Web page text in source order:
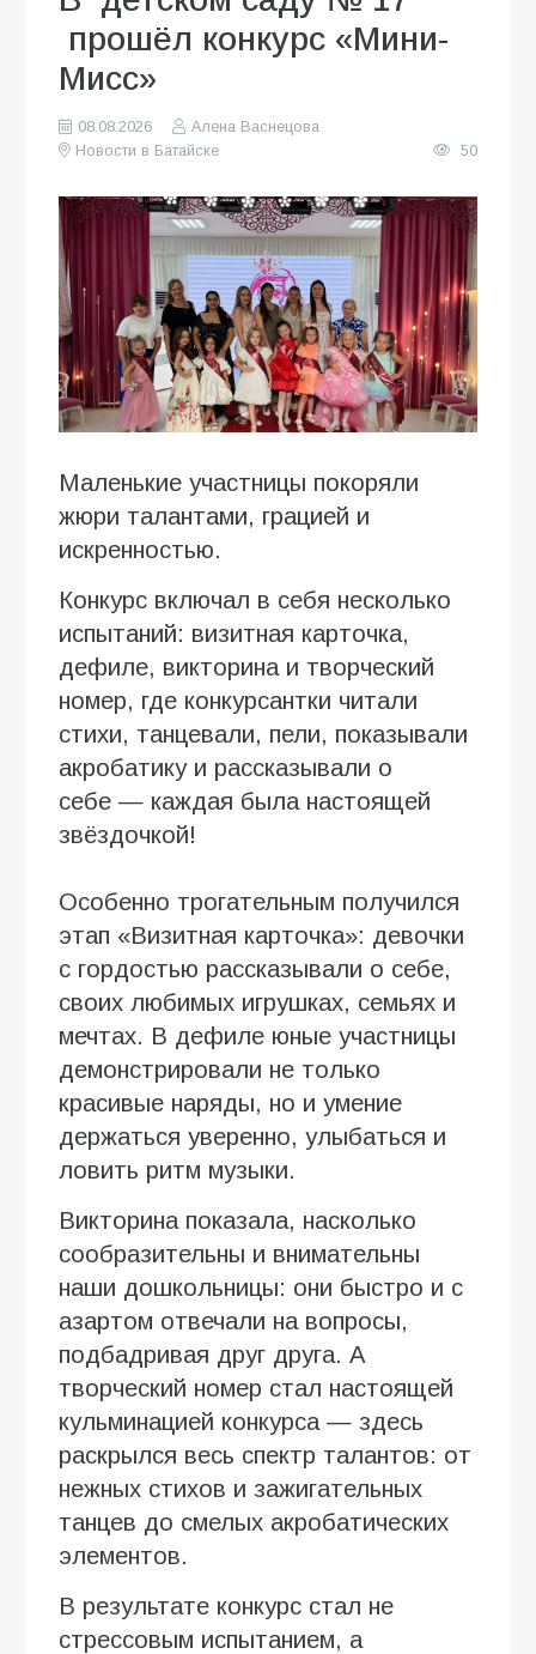
прошёл конкурс «Мини-
Мисс»
08.08.2026
Алена Васнецова
Новости в Батайске
50
Маленькие участницы покоряли
жюри талантами, грацией и
искренностью.
Конкурс включал в себя несколько
испытаний: визитная карточка,
дефиле, викторина и творческий
номер, где конкурсантки читали
стихи, танцевали, пели, показывали
акробатику и рассказывали о
себе — каждая была настоящей
звёздочкой!
Особенно трогательным получился
этап «Визитная карточка»: девочки
с гордостью рассказывали о себе,
своих любимых игрушках, семьях и
мечтах. В дефиле юные участницы
демонстрировали не только
красивые наряды, но и умение
держаться уверенно, улыбаться и
ловить ритм музыки.
Викторина показала, насколько
сообразительны и внимательны
наши дошкольницы: они быстро и с
азартом отвечали на вопросы,
подбадривая друг друга. А
творческий номер стал настоящей
кульминацией конкурса — здесь
раскрылся весь спектр талантов: от
нежных стихов и зажигательных
танцев до смелых акробатических
элементов.
В результате конкурс стал не
стрессовым испытанием, а